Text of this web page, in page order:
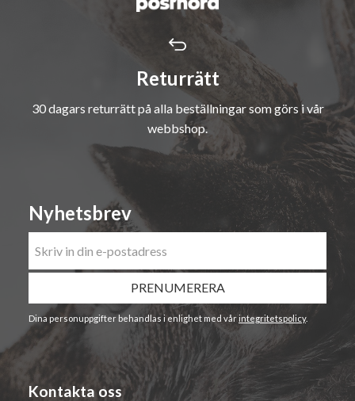
Returrätt
30 dagars returrätt på alla beställningar som görs i vår
webbshop.
Nyhetsbrev
PRENUMERERA
Dina personuppgifter behandlas i enlighet med vårintegritetspolicy.
Kontakta oss